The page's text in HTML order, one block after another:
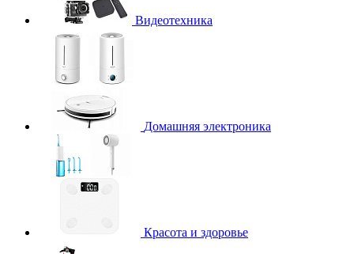
Видеотехника
Домашняя электроника
Красота и здоровье